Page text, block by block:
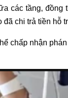
các tầng, đồng
chi trả tiền hỗ
chấp nhận phán